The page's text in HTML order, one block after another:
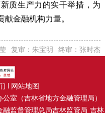
质生产力的实干举措，为
金融机构力量。
复审：朱宝明 终审：张时杰
网站地图
室（吉林省地方金融管理局）
融监督管理总局吉林监管局 吉林